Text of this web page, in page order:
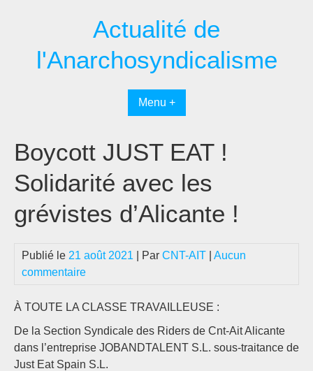
Actualité de
l'Anarchosyndicalisme
Menu +
Boycott JUST EAT !
Solidarité avec les
grévistes d’Alicante !
Publié le 21 août 2021 | Par CNT-AIT
Aucun
commentaire
À TOUTE LA CLASSE TRAVAILLEUSE :
De la Section Syndicale des Riders de Cnt-Ait Alicante
dans l’entreprise JOBANDTALENT S.L. sous-traitance de
Just Eat Spain S.L.